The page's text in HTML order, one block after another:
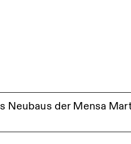
Göppingen
Neubaus der Mensa